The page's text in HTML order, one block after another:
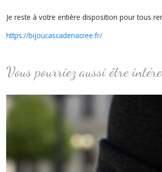
Je reste à votre entière disposition pour tous
https://bijoucascadenacree.fr/
Vous pourriez aussi être